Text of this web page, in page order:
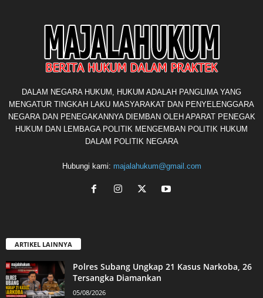
DALAM NEGARA HUKUM, HUKUM ADALAH PANGLIMA YANG
MENGATUR TINGKAH LAKU MASYARAKAT DAN PENYELENGGARA
NEGARA DAN PENEGAKANNYA DIEMBAN OLEH APARAT PENEGAK
HUKUM DAN LEMBAGA POLITIK MENGEMBAN POLITIK HUKUM
DALAM POLITIK NEGARA
Hubungi kami: majalahukum@gmail.com
ARTIKEL LAINNYA
Polres Subang Ungkap 21 Kasus Narkoba, 26
Tersangka Diamankan
05/08/2026